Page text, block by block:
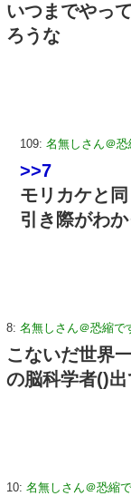
いつまでやっ
ろうな
109: 名無しさん＠恐
>>7
モリカケと同
引き際がわ
8: 名無しさん＠恐縮で
こないだ世界
の脳科学者()
10: 名無しさん＠恐縮